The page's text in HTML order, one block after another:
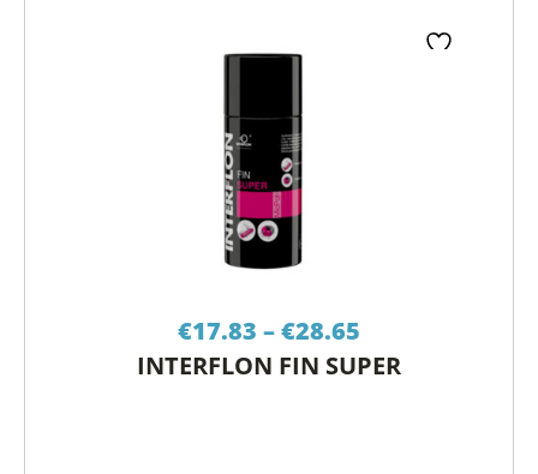
€17.83 –€28.65
€17.83
INTERFLON FIN SUPER